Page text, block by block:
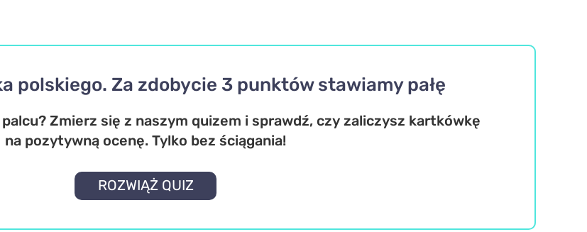
polskiego. Za zdobycie 3 punktów stawiamy pałę
Zmierz się z naszym quizem i sprawdź, czy zaliczysz kartkówkę
na pozytywną ocenę. Tylko bez ściągania!
ROZWIĄŻ QUIZ